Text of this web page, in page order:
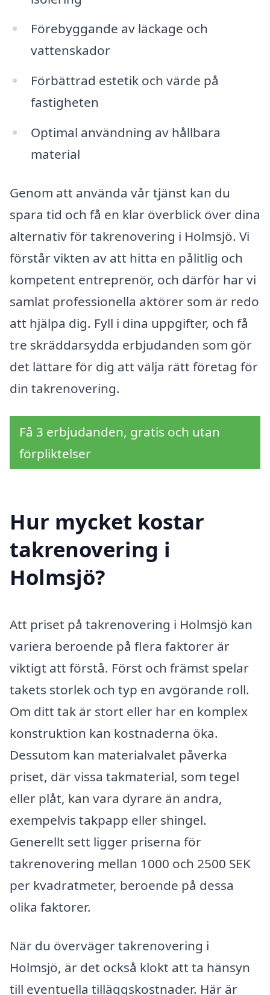
Förebyggande av läckage och
vattenskador
Förbättrad estetik och värde på
fastigheten
Optimal användning av hållbara
material
Genom att använda vår tjänst kan du
spara tid och få en klar överblick över dina
alternativ för takrenovering i Holmsjö. Vi
förstår vikten av att hitta en pålitlig och
kompetent entreprenör, och därför har vi
samlat professionella aktörer som är redo
att hjälpa dig. Fyll i dina uppgifter, och få
tre skräddarsydda erbjudanden som gör
det lättare för dig att välja rätt företag för
din takrenovering.
Få 3 erbjudanden, gratis och utan
förpliktelser
Hur mycket kostar
takrenovering i
Holmsjö?
Att priset på takrenovering i Holmsjö kan
variera beroende på flera faktorer är
viktigt att förstå. Först och främst spelar
takets storlek och typ en avgörande roll.
Om ditt tak är stort eller har en komplex
konstruktion kan kostnaderna öka.
Dessutom kan materialvalet påverka
priset, där vissa takmaterial, som tegel
eller plåt, kan vara dyrare än andra,
exempelvis takpapp eller shingel.
Generellt sett ligger priserna för
takrenovering mellan 1000 och 2500 SEK
per kvadratmeter, beroende på dessa
olika faktorer.
När du överväger takrenovering i
Holmsjö, är det också klokt att ta hänsyn
till eventuella tilläggskostnader. Här är